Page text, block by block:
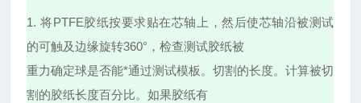
1. 将PTFE胶纸按要求贴在芯轴上，然后使芯轴沿被测试
的可触及边缘旋转360°，检查测试胶纸被
重力确定球是否能*通过测试模板。切割的长度。计算被切
割的胶纸长度百分比。如果胶纸有